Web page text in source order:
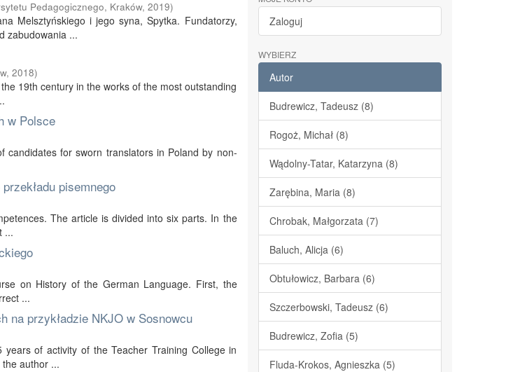
Pedagogicznego, Kraków, 2019)
Melsztyńskiego i jego syna, Spytka. Fundatorzy,
zabudowania ...
, 2018)
19th century in the works of the most outstanding
w Polsce
for sworn translators in Poland by non-
pisemnego
The article is divided into six parts. In the
...
on History of the German Language. First, the
...
na przykładzie NKJO w Sosnowcu
of activity of the Teacher Training College in
author ...
Zaloguj
WYBIERZ
Autor
Budrewicz, Tadeusz (8)
Rogoż, Michał (8)
Wądolny-Tatar, Katarzyna (8)
Zarębina, Maria (8)
Chrobak, Małgorzata (7)
Baluch, Alicja (6)
Obtułowicz, Barbara (6)
Szczerbowski, Tadeusz (6)
Budrewicz, Zofia (5)
Fluda-Krokos, Agnieszka (5)